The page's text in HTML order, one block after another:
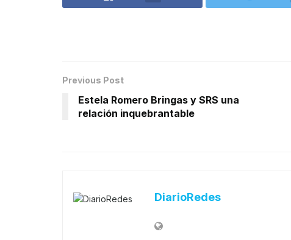
Previous Post
Estela Romero Bringas y SRS una
relación inquebrantable
DiarioRedes